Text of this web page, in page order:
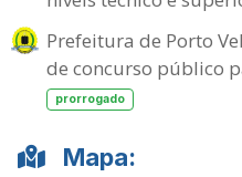
Prefeitura de Porto
de concurso público
prorrogado
Mapa: